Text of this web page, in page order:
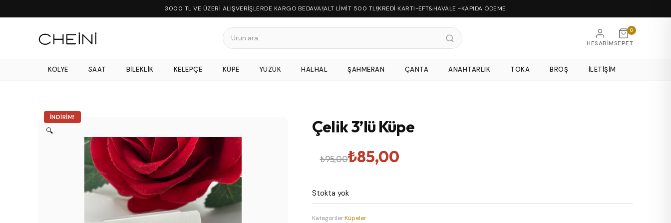
3000 TL VE ÜZERİ ALIŞVERİŞLERDE KARGO BEDAVA!ALT LİMİT 500 TL!KREDİ KARTI-EFT&HAVALE -KAPIDA ÖDEME
HESABIM
0
SEPET
KOLYE SAAT BILEKLIK KELEPÇE KÜPE YÜZÜK HALHAL ŞAHMERAN ÇANTA ANAHTARLIK TOKA BROŞ İLETIŞIM
İNDIRIM!
🔍 Çelik 3’lü Küpe
₺95,00
Orijinal
₺95,00.
₺85,00
Şu
fiyat:
Stokta yok
Kategoriler:Küpeler